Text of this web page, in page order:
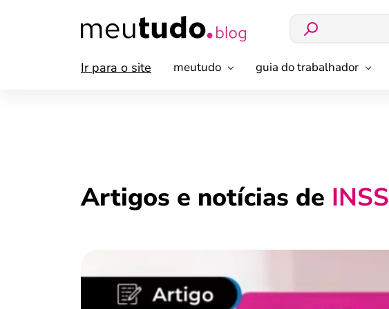
Ir para o site meutudo guia do trabalhador
Artigos e notícias de INSS